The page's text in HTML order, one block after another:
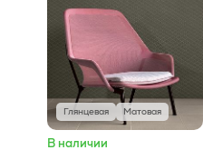
Глянцевая Матовая
В наличии